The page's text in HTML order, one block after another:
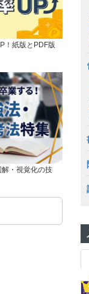
！紙版とPDF版
・視覚化の技